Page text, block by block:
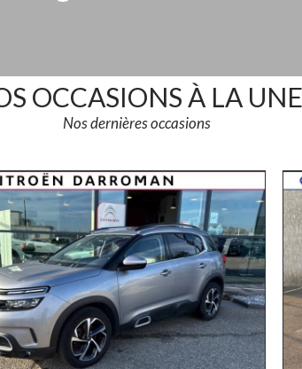
OCCASIONS À LA UNE
Nos dernières occasions